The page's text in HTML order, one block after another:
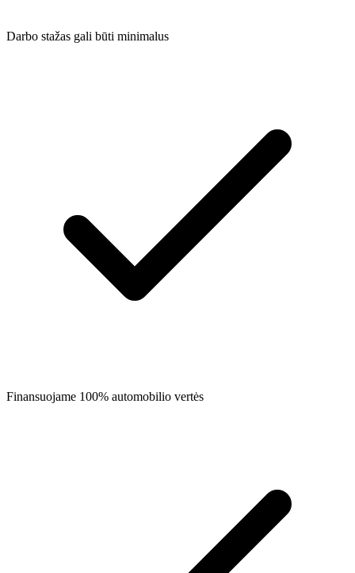
Darbo stažas gali būti minimalus
Finansuojame 100% automobilio vertės